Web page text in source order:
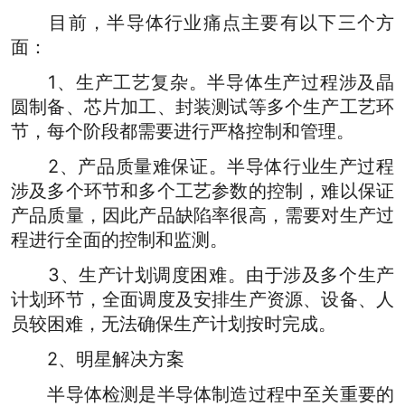
目前，半导体行业痛点主要有以下三个方
面：
1、生产工艺复杂。半导体生产过程涉及晶
圆制备、芯片加工、封装测试等多个生产工艺环
节，每个阶段都需要进行严格控制和管理。
2、产品质量难保证。半导体行业生产过程
涉及多个环节和多个工艺参数的控制，难以保证
产品质量，因此产品缺陷率很高，需要对生产过
程进行全面的控制和监测。
3、生产计划调度困难。由于涉及多个生产
计划环节，全面调度及安排生产资源、设备、人
员较困难，无法确保生产计划按时完成。
2、明星解决方案
半导体检测是半导体制造过程中至关重要的